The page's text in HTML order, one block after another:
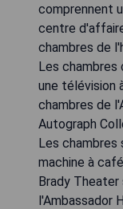
comprennent
centre
chambres de
Les
une télévision
chambres de
Autograph
Les
machine à
Brady Theater
l'Ambassador